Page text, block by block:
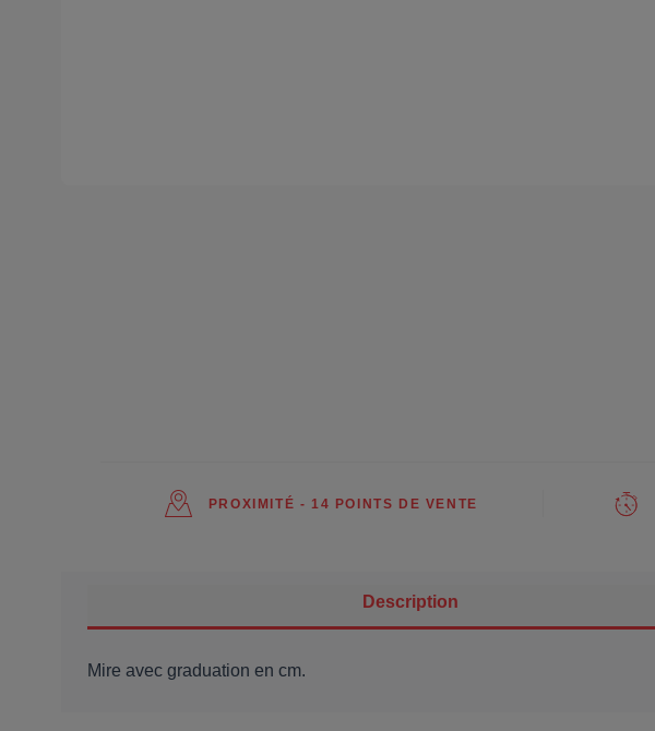
PROXIMITÉ - 14 POINTS DE VENTE
Description
Mire avec graduation en cm.